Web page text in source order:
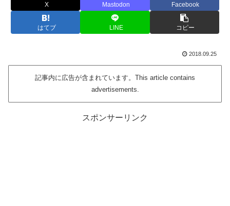
X Mastodon Facebook
はてブ LINE コピー
2018.09.25
記事内に広告が含まれています。This article contains
advertisements.
スポンサーリンク